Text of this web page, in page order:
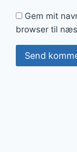
Gem mit
browser til